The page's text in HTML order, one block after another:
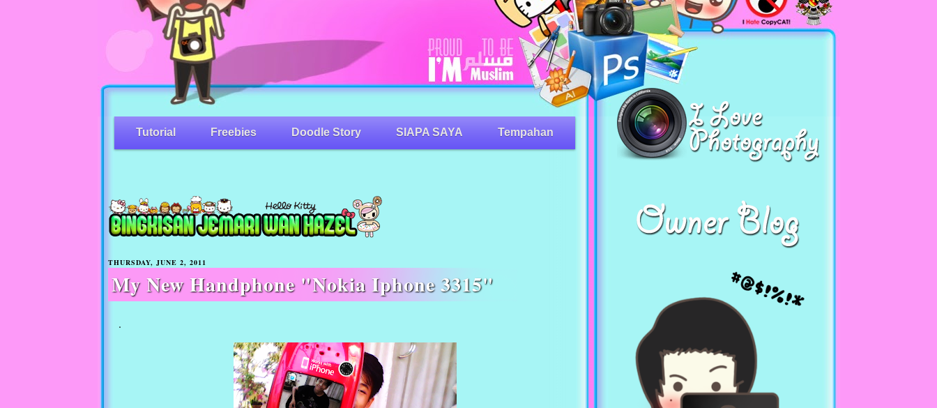
Tutorial Freebies Doodle Story SIAPA SAYA Tempahan
THURSDAY, JUNE 2, 2011
My New Handphone "Nokia Iphone 3315"
.